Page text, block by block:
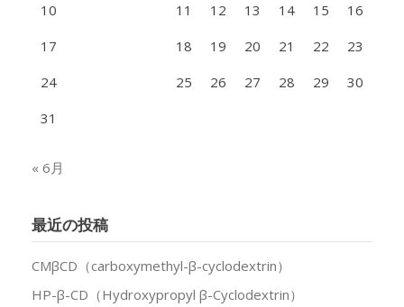
10
11 12 13 14 15
16
17
18 19 20 21 22
23
24
25 26 27 28 29
30
31
« 6月
最近の投稿
CMβCD（carboxymethyl-β-cyclodextrin）
HP-β-CD（Hydroxypropyl β-Cyclodextrin）